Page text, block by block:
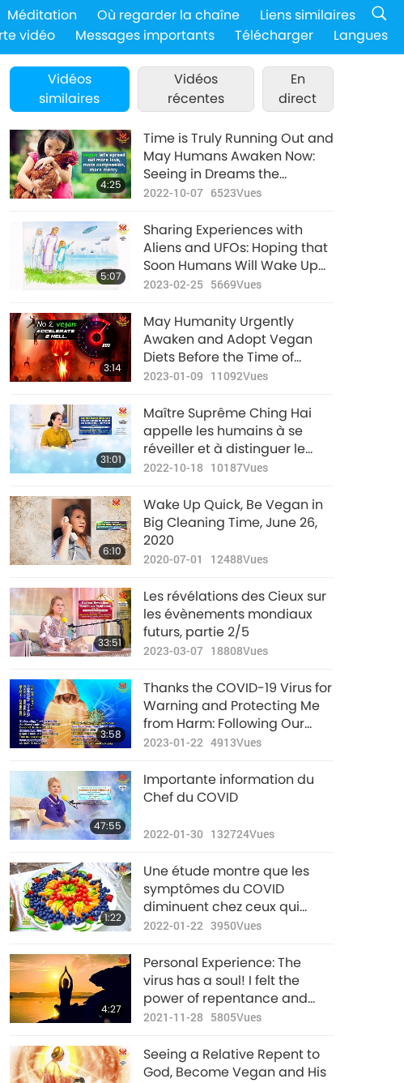
Méditation Où regarder la chaîne
Liens similaires
vidéo Messages importants Télécharger Langues
Vidéos
similaires
Vidéos
récentes
En
direct
4:25
Time is Truly Running Out and
May Humans Awaken Now:
Seeing in Dreams the
Enormous Consequences of
Rescue from the Animal-
people
2022-10-07 6523Vues
5:07
Sharing Experiences with
Aliens and UFOs: Hoping that
Soon Humans Will Wake Up
and Rejoin the Benevolent
2023-02-25 5669Vues
3:14
May Humanity Urgently
Awaken and Adopt Vegan
Diets Before the Time of
Judgment (End of January)
2023-01-09 11092Vues
31:01
Maître Suprême Ching Hai
appelle les humains à se
réveiller et à distinguer le
bien du mal, partie 2/7
2022-10-18 10187Vues
6:10
Wake Up Quick, Be Vegan in
Big Cleaning Time, June 26,
2020
2020-07-01 12488Vues
33:51
Les révélations des Cieux sur
les évènements mondiaux
futurs, partie 2/5
2023-03-07 18808Vues
3:58
Thanks the COVID-19 Virus for
Warning and Protecting Me
from Harm: Following Our
True Nature Can Bring About
2023-01-22 4913Vues
47:55
Importante information du
Chef du COVID
2022-01-30 132724Vues
1:22
Une étude montre que les
symptômes du COVID
diminuent chez ceux qui
mangent plus d’aliments
2022-01-22 3950Vues
4:27
Personal Experience: The
virus has a soul! I felt the
power of repentance and
forgiveness
2021-11-28 5805Vues
Seeing a Relative Repent to
God, Become Vegan and His